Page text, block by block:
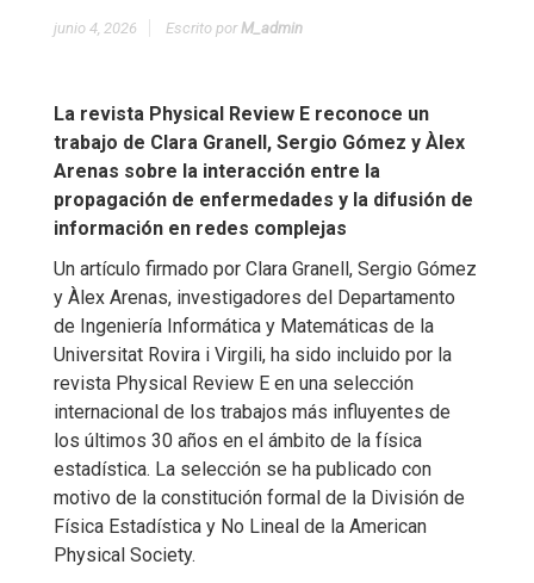
junio 4, 2026 Escrito porM_admin
La revista Physical Review E reconoce un
trabajo de Clara Granell, Sergio Gómez y Àlex
Arenas sobre la interacción entre la
propagación de enfermedades y la difusión de
información en redes complejas
Un artículo firmado por Clara Granell, Sergio Gómez
y Àlex Arenas, investigadores del Departamento
de Ingeniería Informática y Matemáticas de la
Universitat Rovira i Virgili, ha sido incluido por la
revista Physical Review E en una selección
internacional de los trabajos más influyentes de
los últimos 30 años en el ámbito de la física
estadística. La selección se ha publicado con
motivo de la constitución formal de la División de
Física Estadística y No Lineal de la American
Physical Society.